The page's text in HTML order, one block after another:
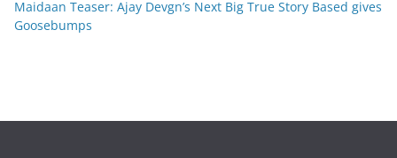
Maidaan Teaser: Ajay Devgn’s Next Big True Story Based gives
Goosebumps